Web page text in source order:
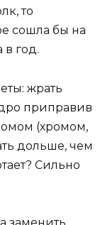
то
сошла бы на
в год.
жрать
приправив
(хромом,
дольше, чем
Сильно